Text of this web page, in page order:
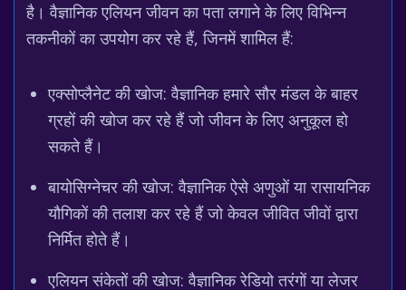
है। वैज्ञानिक एलियन जीवन का पता लगाने के लिए विभिन्न
तकनीकों का उपयोग कर रहे हैं, जिनमें शामिल हैं:
एक्सोप्लैनेट की खोज: वैज्ञानिक हमारे सौर मंडल के बाहर
ग्रहों की खोज कर रहे हैं जो जीवन के लिए अनुकूल हो
सकते हैं।
बायोसिग्नेचर की खोज: वैज्ञानिक ऐसे अणुओं या रासायनिक
यौगिकों की तलाश कर रहे हैं जो केवल जीवित जीवों द्वारा
निर्मित होते हैं।
एलियन संकेतों की खोज: वैज्ञानिक रेडियो तरंगों या लेजर